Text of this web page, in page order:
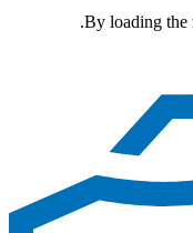
By loading the